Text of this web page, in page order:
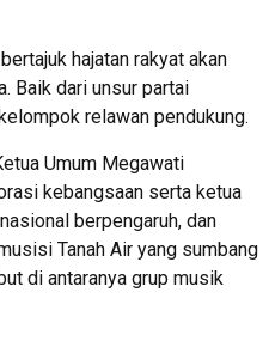
hajatan rakyat akan
Baik dari unsur partai
relawan pendukung.
Umum Megawati
kebangsaan serta ketua
berpengaruh, dan
Tanah Air yang sumbang
di antaranya grup musik